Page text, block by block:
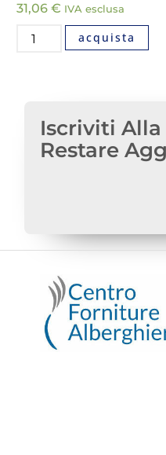
31,06 € IVA esclusa
acquista
Iscriviti
Restare